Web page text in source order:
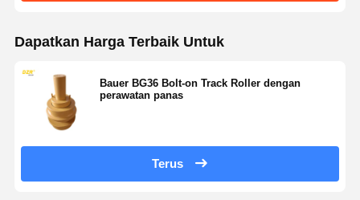
Dapatkan Harga Terbaik Untuk
Bauer BG36 Bolt-on Track Roller dengan
perawatan panas
Terus